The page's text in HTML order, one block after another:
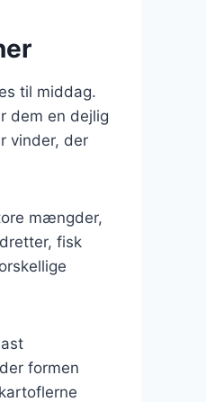
til middag.
dem en dejlig
vinder, der
mængder,
fisk
formen